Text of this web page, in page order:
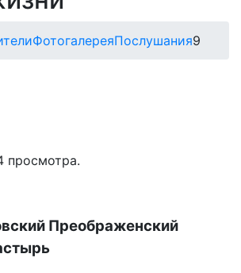
ФотогалереяПослушания9
просмотра.
Преображенский